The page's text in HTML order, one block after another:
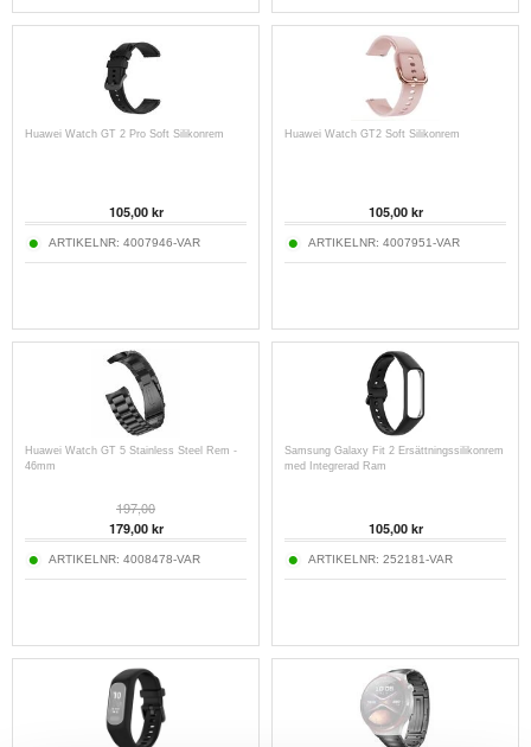
Huawei Watch GT 2 Pro Soft Silikonrem
105,00kr
ARTIKELNR: 4007946-VAR
Huawei Watch GT2 Soft Silikonrem
105,00kr
ARTIKELNR: 4007951-VAR
Huawei Watch GT 5 Stainless Steel Rem -
46mm
197,00
179,00kr
ARTIKELNR: 4008478-VAR
Samsung Galaxy Fit 2 Ersättningssilikonrem
med Integrerad Ram
105,00kr
ARTIKELNR: 252181-VAR